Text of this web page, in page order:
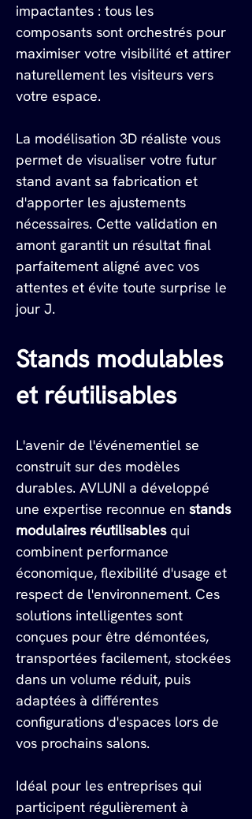
impactantes : tous les
composants sont orchestrés pour
maximiser votre visibilité et attirer
naturellement les visiteurs vers
votre espace.
La modélisation 3D réaliste vous
permet de visualiser votre futur
stand avant sa fabrication et
d'apporter les ajustements
nécessaires. Cette validation en
amont garantit un résultat final
parfaitement aligné avec vos
attentes et évite toute surprise le
jour J.
Stands modulables
et réutilisables
L'avenir de l'événementiel se
construit sur des modèles
durables. AVLUNI a développé
une expertise reconnue en stands
modulaires réutilisables qui
combinent performance
économique, flexibilité d'usage et
respect de l'environnement. Ces
solutions intelligentes sont
conçues pour être démontées,
transportées facilement, stockées
dans un volume réduit, puis
adaptées à différentes
configurations d'espaces lors de
vos prochains salons.
Idéal pour les entreprises qui
participent régulièrement à